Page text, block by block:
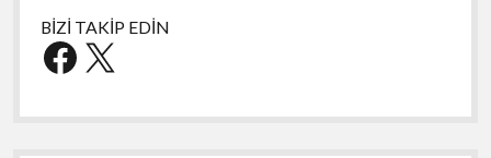
BİZİ TAKİP EDİN
Facebook
X